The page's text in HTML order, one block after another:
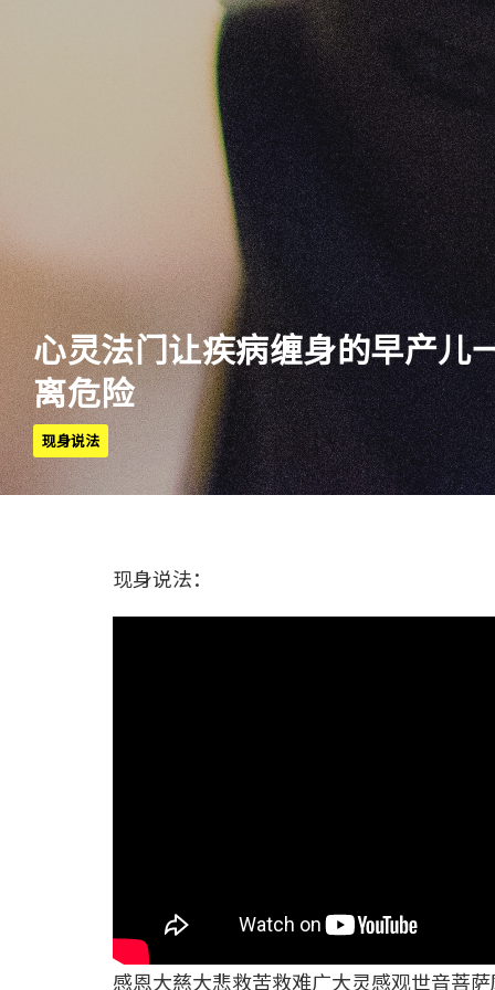
心灵法门让疾病缠身的早产儿
离危险
现身说法
现身说法：
感恩大慈大悲救苦救难广大灵感观世音菩